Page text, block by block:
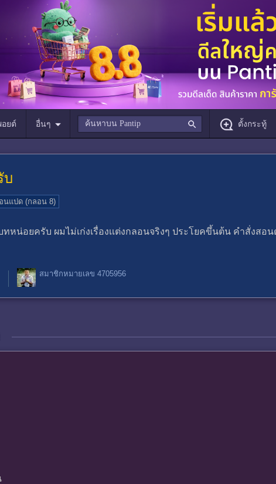
ยต์ อื่นๆ ตั้งกระทู้
บ
นแปด (กลอน 8)
หน่อยครับ ผมไม่เก่งเรื่องเเต่งกลอนจริงๆ ประโยคขึ้นต้น คำสั่งส
สมาชิกหมายเลข 4705956